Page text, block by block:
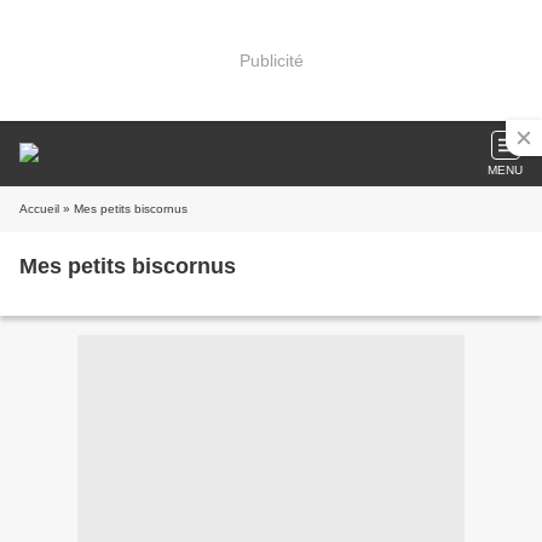
Publicité
MENU
Accueil » Mes petits biscornus
Mes petits biscornus